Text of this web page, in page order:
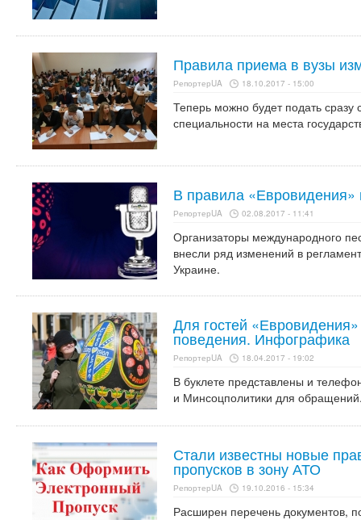
Правила приема в вузы
РепортерUA 18.10.2017 - 15:00
Теперь можно будет подать сразу
специальности на места
В правила
РепортерUA 02.08.2017 - 11:41
Организаторы международного
внесли ряд изменений в
Украине.
Для гостей
поведения. Инфографика
РепортерUA 18.04.2017 - 19:02
В буклете представлены и
и Минсоцполитики для
Стали известны новые
пропусков в зону АТО
РепортерUA 19.10.2016 - 15:34
Расширен перечень документов,